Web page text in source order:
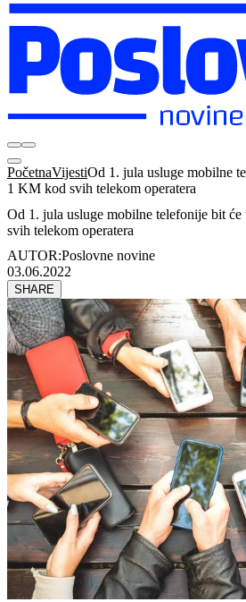
PočetnaVijestiOd 1. jula usluge mobilne
1 KM kod svih telekom operatera
Od 1. jula usluge mobilne telefonije bit
svih telekom operatera
AUTOR:Poslovne novine
03.06.2022
SHARE